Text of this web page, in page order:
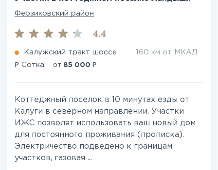
Ферзиковский район
4.4
Калужский тракт шоссе 160 км от МКАД
₽ Сотка: от 85 000 ₽
Коттеджный поселок в 10 минутах езды от
Калуги в северном направлении. Участки
ИЖС позволят использовать ваш новый дом
для постоянного проживания (прописка).
Электричество подведено к границам
участков, газовая ...